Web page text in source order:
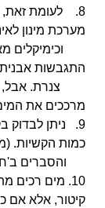
8. לעומת זאת,
מערכת מינון
וכימיקלים
התגבשות אבנית,
צנרת. אבל,
מרככים את
9. ניתן
כמות הקשיות. (מחיר: 120 ש"ח.
והסברים
10. מים
קיטור, אלא אם